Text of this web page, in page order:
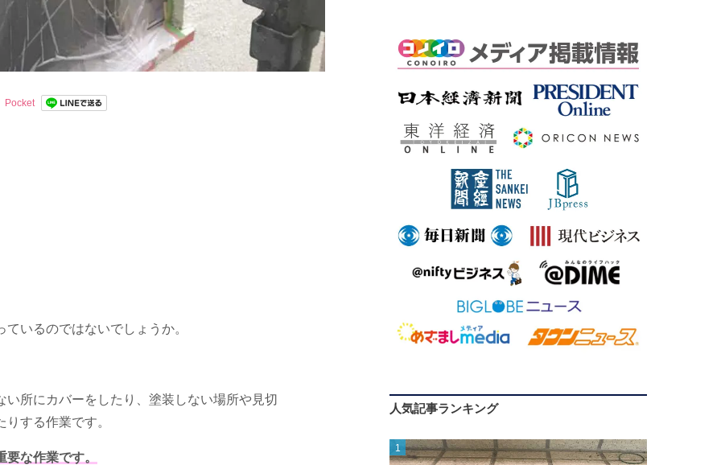
Pocket
いるのではないでしょうか。
所にカバーをしたり、塗装しない場所や見切
する作業です。
な作業です。
人気記事ランキング